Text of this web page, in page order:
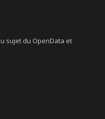
sujet du OpenData et